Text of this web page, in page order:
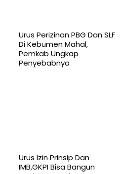
Urus Perizinan PBG Dan SLF
Di Kebumen Mahal,
Pemkab Ungkap
Penyebabnya
Urus Izin Prinsip Dan
IMB,GKPI Bisa Bangun